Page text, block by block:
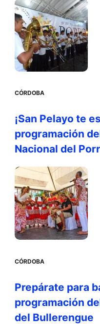
CÓRDOBA
¡San Pelayo te
programación
Nacional del
CÓRDOBA
Prepárate para
programación
del Bullerengue